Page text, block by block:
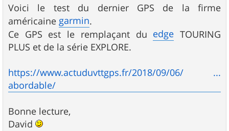
g
e
Voici le test du dernier GPS de la firme
américaine garmin.
Ce GPS est le remplaçant du edge TOURING
PLUS et de la série EXPLORE.
https://www.actuduvttgps.fr/2018/09/06/ ...
abordable/
Bonne lecture,
David